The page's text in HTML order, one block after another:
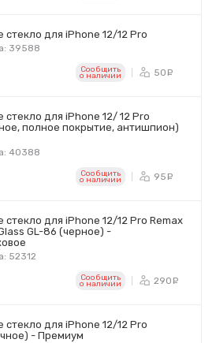
стекло для iPhone 12/12 Pro
39588
Сообщить
o наличии 50
для iPhone 12/ 12 Pro
полное покрытие, антишпион)
40388
Сообщить
o наличии 95
для iPhone 12/12 Pro Remax
GL-86 (черное) -
52312
Сообщить
o наличии 290
стекло для iPhone 12/12 Pro
- Премиум